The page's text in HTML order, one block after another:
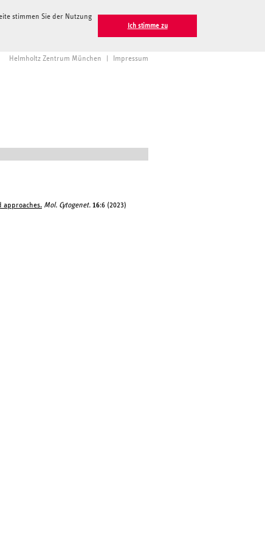
stimmen Sie der Nutzung
Ich stimme zu
Helmholtz Zentrum München Impressum
approaches. Mol. Cytogenet. 16:6 (2023)